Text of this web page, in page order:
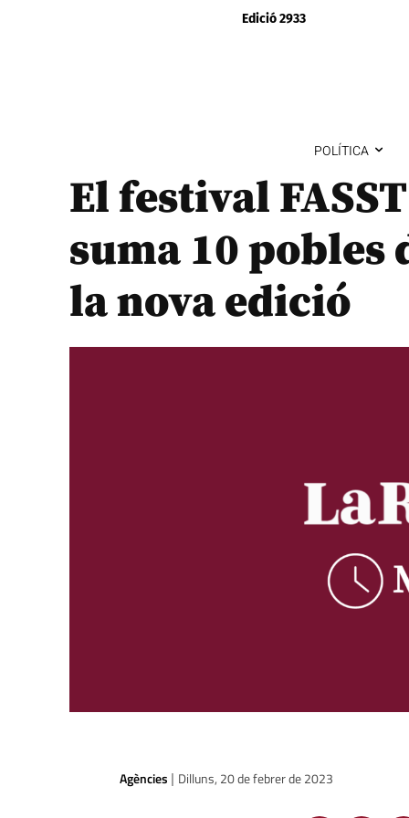
Edició 2933
POLÍTICA
El festival
suma 10 pobles
la nova edició
Agències | Dilluns, 20 de febrer de 2023